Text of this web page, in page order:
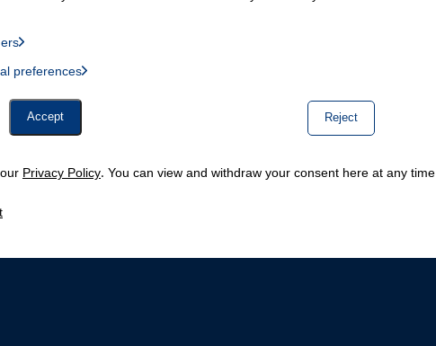
Reject
Embed, Youtube Embed
preferences
Accept
Privacy Policy. You can view and withdraw your consent here at any time.